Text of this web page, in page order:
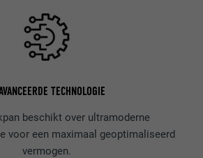
TECHNOLOGIE
beschikt over ultramoderne
voor een maximaal geoptimaliseerd
vermogen.